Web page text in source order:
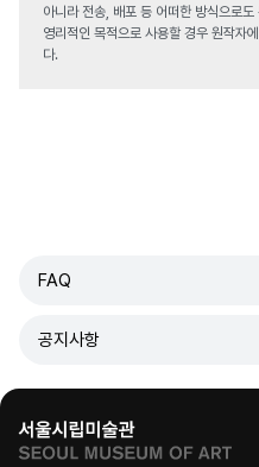
아니라 전송, 배포 등 어떠한 방식으로도
영리적인 목적으로 사용할 경우 원작자
다.
FAQ
공지사항